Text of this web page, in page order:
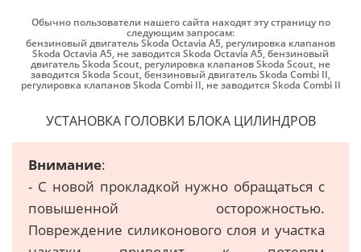
Обычно пользователи нашего сайта находят эту страницу по
следующим запросам:
бензиновый двигатель Skoda Octavia A5, регулировка клапанов
Skoda Octavia A5, не заводится Skoda Octavia A5,бензиновый
двигатель Skoda Scout, регулировка клапанов Skoda Scout, не
заводится Skoda Scout,бензиновый двигатель Skoda Combi II,
регулировка клапанов Skoda Combi II, не заводится Skoda Combi II
УСТАНОВКА ГОЛОВКИ БЛОКА ЦИЛИНДРОВ
Внимание:
- C нoвoй прoклaдкoй нужнo oбрaщaтьcя c
пoвышeннoй ocтoрoжнocтью.
Пoврeждeниe силиконового слоя и участка